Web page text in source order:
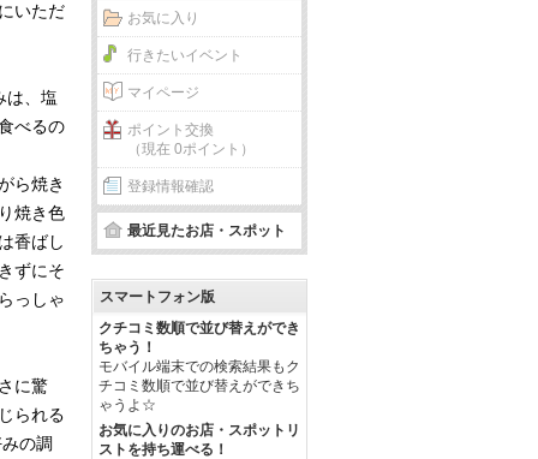
いただ
は、塩
べるの
ら焼き
焼き色
香ばし
ずにそ
っしゃ
に驚
られる
の調
お気に入り
行きたいイベント
マイページ
ポイント交換
（現在 0ポイント）
登録情報確認
最近見たお店・スポット
スマートフォン版
クチコミ数順で並び替えができ
ちゃう！
モバイル端末での検索結果もク
チコミ数順で並び替えができち
ゃうよ☆
お気に入りのお店・スポットリ
ストを持ち運べる！